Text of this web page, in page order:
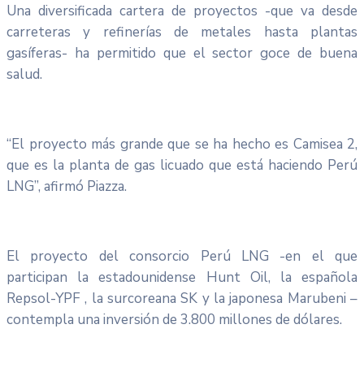
Una diversificada cartera de proyectos -que va desde
carreteras y refinerías de metales hasta plantas
gasíferas- ha permitido que el sector goce de buena
salud.
“El proyecto más grande que se ha hecho es Camisea 2,
que es la planta de gas licuado que está haciendo Perú
LNG”, afirmó Piazza.
El proyecto del consorcio Perú LNG -en el que
participan la estadounidense Hunt Oil, la española
Repsol-YPF , la surcoreana SK y la japonesa Marubeni –
contempla una inversión de 3.800 millones de dólares.